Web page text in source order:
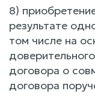
8)
результате
том числе на
договора о
договора